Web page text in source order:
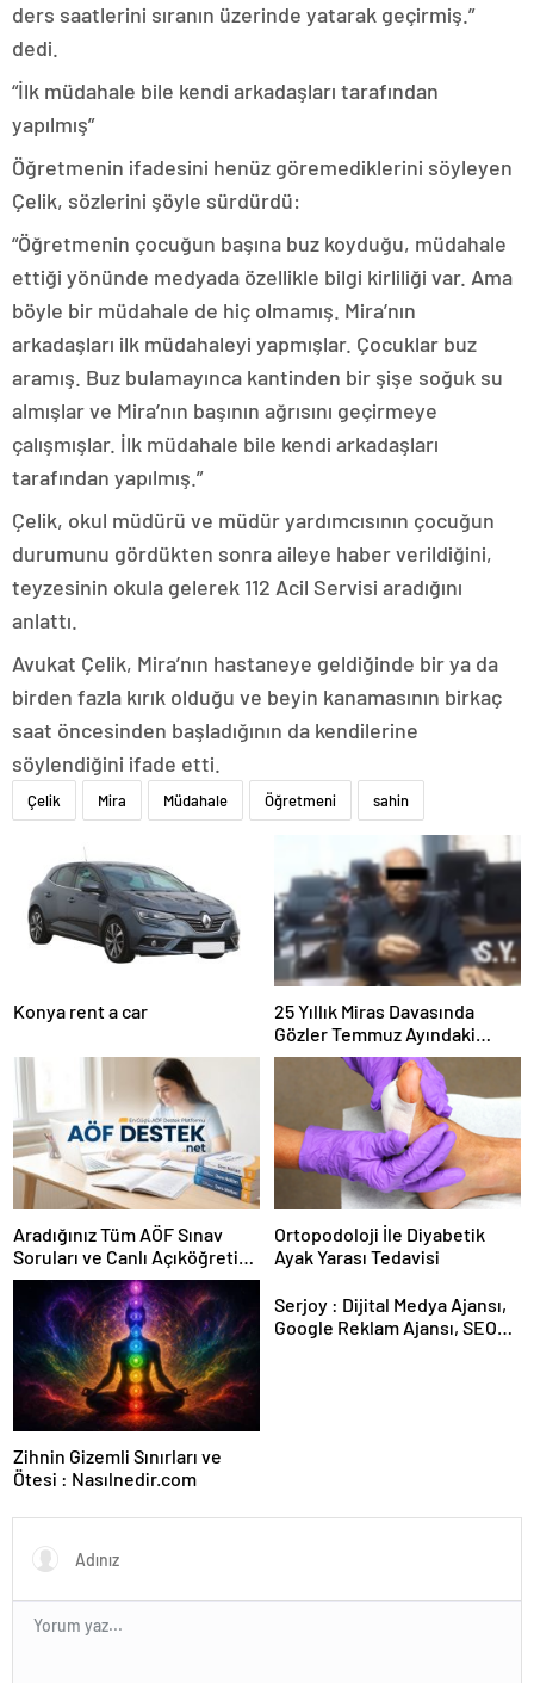
ders saatlerini sıranın üzerinde yatarak geçirmiş.”
dedi.
“İlk müdahale bile kendi arkadaşları tarafından
yapılmış”
Öğretmenin ifadesini henüz göremediklerini söyleyen
Çelik, sözlerini şöyle sürdürdü:
“Öğretmenin çocuğun başına buz koyduğu, müdahale
ettiği yönünde medyada özellikle bilgi kirliliği var. Ama
böyle bir müdahale de hiç olmamış. Mira’nın
arkadaşları ilk müdahaleyi yapmışlar. Çocuklar buz
aramış. Buz bulamayınca kantinden bir şişe soğuk su
almışlar ve Mira’nın başının ağrısını geçirmeye
çalışmışlar. İlk müdahale bile kendi arkadaşları
tarafından yapılmış.”
Çelik, okul müdürü ve müdür yardımcısının çocuğun
durumunu gördükten sonra aileye haber verildiğini,
teyzesinin okula gelerek 112 Acil Servisi aradığını
anlattı.
Avukat Çelik, Mira’nın hastaneye geldiğinde bir ya da
birden fazla kırık olduğu ve beyin kanamasının birkaç
saat öncesinden başladığının da kendilerine
söylendiğini ifade etti.
Çelik Mira Müdahale Öğretmeni sahin
Konya rent a car
25 Yıllık Miras Davasında
Gözler Temmuz Ayındaki
Karar Duruşmasına Çevrildi
Aradığınız Tüm AÖF Sınav
Soruları ve Canlı Açıköğretim
Forumu Burada
Ortopodoloji İle Diyabetik
Ayak Yarası Tedavisi
Zihnin Gizemli Sınırları ve
Ötesi : Nasılnedir.com
Serjoy : Dijital Medya Ajansı,
Google Reklam Ajansı, SEO